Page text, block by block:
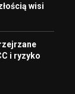
wisi
i ryzyko